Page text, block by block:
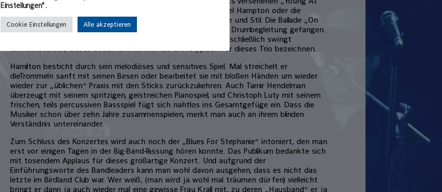
Heart“ von Frank Sinatra, das filigrane „Midnite Sun“ von Lionel Hampton oder die
rasante, vorwärtstreibende Samba „Martielo“; alles hat Klasse und Stil. Die Ballade „On
And On“ nimmt einen durch seine fast hypnotische Bass- und Drumbegleitung gefangen.
Und der Swing von Peggy Lees‘ „I Love Being Here With You“ schließlich swingt
unwiderstehlich; dieses Stück könnte man als archetypisch für dieses Trio bezeichnen.
Hamilton besticht durch sein melodiöses und sensitives Spiel. Mal streichelt er
dieTrommeln sanft mit seinen Besen oder bearbeitet sie mit bloßen Händen um wieder
wieder zur „üblichen“ Praxis mit den Sticks zurückzukehren. Auch Tamir Hendelman
überzeugt mit seinem spritzigen, geistreichen Pianospiel; und Christoph Luty mit seinem
frischen, teils percussiven Bassspiel fügt sich nahtlos ins Gesamtgefüge ein. Dass die
Musiker schon über zehn Jahre zusammenspielen, merkt man auch an ihrem blinden
Verständnis untereinander.
Zum Schluss des Konzertes wird auch noch der „Blues For Stephanie“ intoniert, den man
erst vor einigen Tagen in der Big-Band-Fassung hören konnte. Das Publikum bedankte sich
mit tosendem Applaus für dieses großartige Konzert. Und aufgrund der
Einführungsworte des Bandleaders kann man wohl davon ausgehen, dass es nicht das
letzte im Birdland Club war. Wer weiß, (man wird ja wohl mal träumen dürfen) vielleicht
bringt er dann ja auch wieder mal eine gewisse Frau Krall mit, zu deren „Hausband“ er ja
Einstellungen".
Cookie Einstellungen Alle akzeptieren